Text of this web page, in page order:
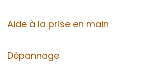
Aide à la prise en main
Dépannage